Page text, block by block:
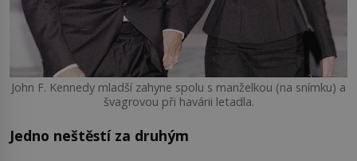
John F. Kennedy mladší zahyne spolu s manželkou (na snímku) a
švagrovou při havárii letadla.
Jedno neštěstí za druhým